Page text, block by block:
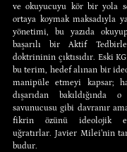
ve okuyucuyu kör bir yola
ortaya koymak maksadıyla
yönetimi, bu yazıda
başarılı bir Aktif
doktrininin çıktısıdır. Eski
bu terim, hedef alınan bir
manipüle etmeyi kapsar;
dışarıdan
savunucusu gibi davranır
fikrin özünü ideolojik
uğratırlar. Javier Milei’nin
budur.